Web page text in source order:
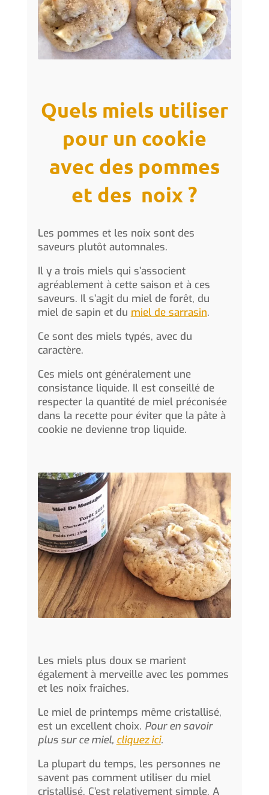
Quels miels utiliser
pour un cookie
avec des pommes
et des noix ?
Les pommes et les noix sont des
saveurs plutôt automnales.
Il y a trois miels qui s’associent
agréablement à cette saison et à ces
saveurs. Il s’agit du miel de forêt, du
miel de sapin et du miel de sarrasin.
Ce sont des miels typés, avec du
caractère.
Ces miels ont généralement une
consistance liquide. Il est conseillé de
respecter la quantité de miel préconisée
dans la recette pour éviter que la pâte à
cookie ne devienne trop liquide.
Les miels plus doux se marient
également à merveille avec les pommes
et les noix fraîches.
Le miel de printemps même cristallisé,
est un excellent choix. Pour en savoir
plus sur ce miel, cliquez ici.
La plupart du temps, les personnes ne
savent pas comment utiliser du miel
cristallisé. C’est relativement simple. A